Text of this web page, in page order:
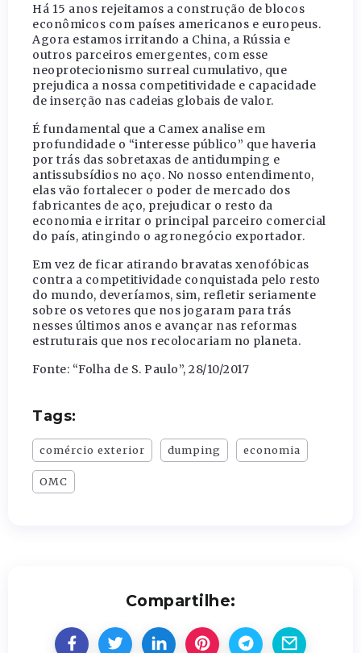
Há 15 anos rejeitamos a construção de blocos
econômicos com países americanos e europeus.
Agora estamos irritando a China, a Rússia e
outros parceiros emergentes, com esse
neoprotecionismo surreal cumulativo, que
prejudica a nossa competitividade e capacidade
de inserção nas cadeias globais de valor.
É fundamental que a Camex analise em
profundidade o “interesse público” que haveria
por trás das sobretaxas de antidumping e
antissubsídios no aço. No nosso entendimento,
elas vão fortalecer o poder de mercado dos
fabricantes de aço, prejudicar o resto da
economia e irritar o principal parceiro comercial
do país, atingindo o agronegócio exportador.
Em vez de ficar atirando bravatas xenofóbicas
contra a competitividade conquistada pelo resto
do mundo, deveríamos, sim, refletir seriamente
sobre os vetores que nos jogaram para trás
nesses últimos anos e avançar nas reformas
estruturais que nos recolocariam no planeta.
Fonte: “Folha de S. Paulo”, 28/10/2017
Tags:
comércio exterior dumping economia
OMC
Compartilhe: